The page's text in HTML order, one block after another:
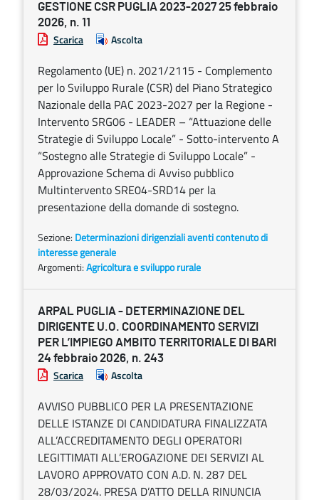
GESTIONE CSR PUGLIA 2023-2027 25 febbraio
2026, n. 11
Scarica Ascolta
Regolamento (UE) n. 2021/2115 - Complemento
per lo Sviluppo Rurale (CSR) del Piano Strategico
Nazionale della PAC 2023-2027 per la Regione -
Intervento SRG06 - LEADER – “Attuazione delle
Strategie di Sviluppo Locale” - Sotto-intervento A
“Sostegno alle Strategie di Sviluppo Locale” -
Approvazione Schema di Avviso pubblico
Multintervento SRE04-SRD14 per la
presentazione della domande di sostegno.
Sezione: Determinazioni dirigenziali aventi contenuto di
interesse generale
Argomenti:Agricoltura e sviluppo rurale
ARPAL PUGLIA - DETERMINAZIONE DEL
DIRIGENTE U.O. COORDINAMENTO SERVIZI
PER L’IMPIEGO AMBITO TERRITORIALE DI BARI
24 febbraio 2026, n. 243
Scarica Ascolta
AVVISO PUBBLICO PER LA PRESENTAZIONE
DELLE ISTANZE DI CANDIDATURA FINALIZZATA
ALL’ACCREDITAMENTO DEGLI OPERATORI
LEGITTIMATI ALL’EROGAZIONE DEI SERVIZI AL
LAVORO APPROVATO CON A.D. N. 287 DEL
28/03/2024. PRESA D’ATTO DELLA RINUNCIA